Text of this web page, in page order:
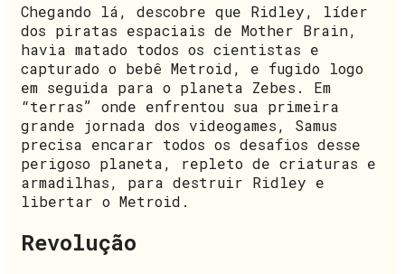
Chegando lá, descobre que Ridley, líder
dos piratas espaciais de Mother Brain,
havia matado todos os cientistas e
capturado o bebê Metroid, e fugido logo
em seguida para o planeta Zebes. Em
“terras” onde enfrentou sua primeira
grande jornada dos videogames, Samus
precisa encarar todos os desafios desse
perigoso planeta, repleto de criaturas e
armadilhas, para destruir Ridley e
libertar o Metroid.
Revolução